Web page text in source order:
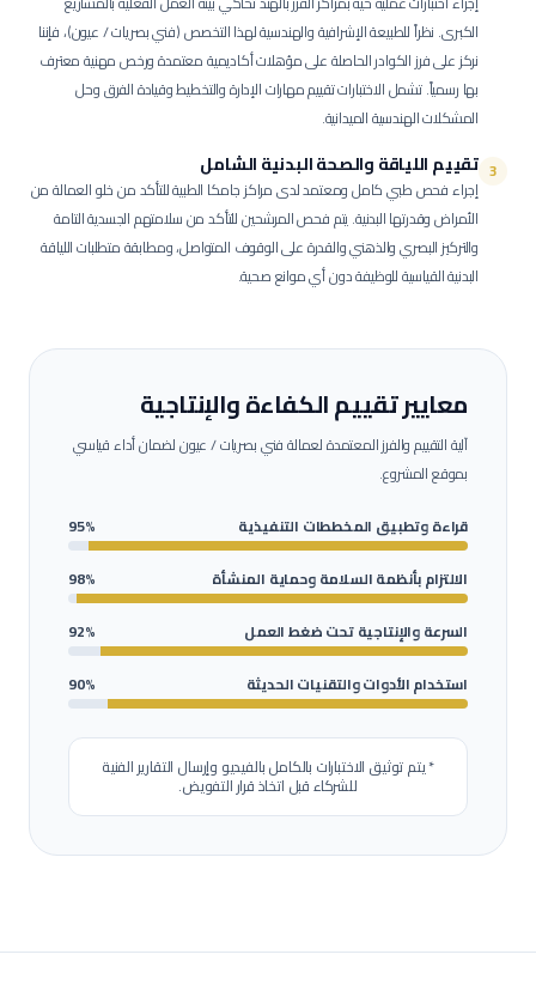
الكبرى. نظراً للطبيعة الإشرافية والهندسية لهذا التخصص (فني بصريات / عيون)، فإننا
نركز على فرز الكوادر الحاصلة على مؤهلات أكاديمية معتمدة ورخص مهنية معترف
بها رسمياً. تشمل الاختبارات تقييم مهارات الإدارة والتخطيط وقيادة الفرق وحل
المشكلات الهندسية الميدانية.
3 تقييم اللياقة والصحة البدنية الشامل
إجراء فحص طبي كامل ومعتمد لدى مراكز جامكا الطبية للتأكد من خلو العمالة من
الأمراض وقدرتها البدنية.يتم فحص المرشحين للتأكد من سلامتهم الجسدية التامة
والتركيز البصري والذهني والقدرة على الوقوف المتواصل، ومطابقة متطلبات اللياقة
البدنية القياسية للوظيفة دون أي موانع صحية.
معايير تقييم الكفاءة والإنتاجية
آلية التقييم والفرز المعتمدة لعمالةفني بصريات / عيونلضمان أداء قياسي
بموقع المشروع.
قراءة وتطبيق المخططات التنفيذية
95%
الالتزام بأنظمة السلامة وحماية المنشأة
98%
السرعة والإنتاجية تحت ضغط العمل
92%
استخدام الأدوات والتقنيات الحديثة
90%
* يتم توثيق الاختبارات بالكامل بالفيديو وإرسال التقارير الفنية
للشركاء قبل اتخاذ قرار التفويض.